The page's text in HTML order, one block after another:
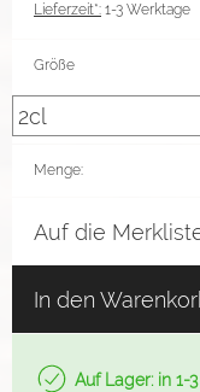
Lieferzeit*: 1-3 Werktage
Größe
Menge:
Auf die
In den
Auf Lager: in 1-